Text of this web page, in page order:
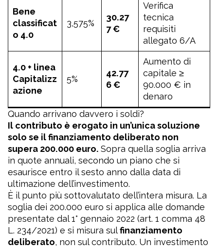
Bene
classificat
o 4.0
3,575%
30.27
7 €
Verifica
tecnica
requisiti
allegato 6/A
4.0 + linea
Capitalizz
azione
5%
42.77
6 €
Aumento di
capitale ≥
90.000 € in
denaro
Quando arrivano davvero i soldi?
Il contributo è erogato in un’unica soluzione
solo se il finanziamento deliberato non
supera 200.000 euro. Sopra quella soglia arriva
in quote annuali, secondo un piano che si
esaurisce entro il sesto anno dalla data di
ultimazione dell’investimento.
È il punto più sottovalutato dell’intera misura. La
soglia dei 200.000 euro si applica alle domande
presentate dal 1° gennaio 2022 (art. 1 comma 48
L. 234/2021) e si misura sulfinanziamento
deliberato, non sul contributo. Un investimento